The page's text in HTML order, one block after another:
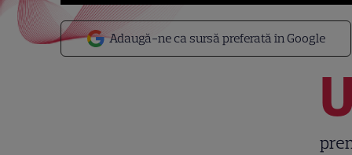
Adaugă-ne ca sursă preferată în Google